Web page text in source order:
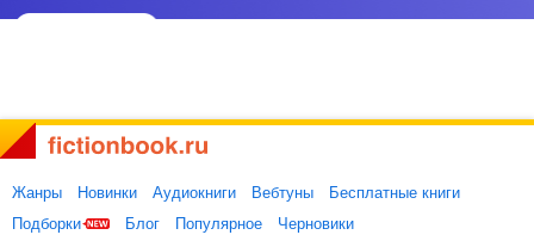
Жанры Новинки Аудиокниги Вебтуны
Бесплатные книги
Подборки
Блог Популярное Черновики